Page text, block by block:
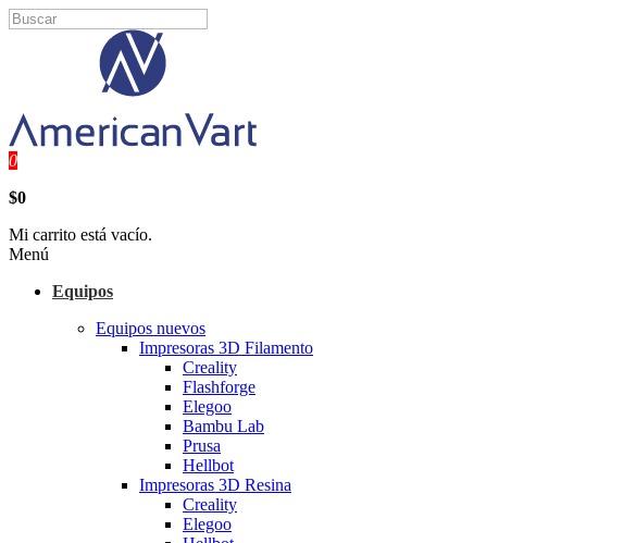
0
$0
Mi carrito está vacío.
Menú
Equipos
Equipos nuevos
Impresoras 3D Filamento
Creality
Flashforge
Elegoo
Bambu Lab
Prusa
Hellbot
Impresoras 3D Resina
Creality
Elegoo